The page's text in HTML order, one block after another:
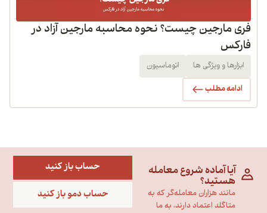
فری مارجین چیست؟ نحوه محاسبه مارجین آزاد در
فارکس
ابزارها و ویژگی ها اتوماسیون
ادامه مطلب
آیا آماده شروع معامله
هستید؟
مانند هزاران معامله‌گر که به
متاگلد اعتماد دارند، به ما
حساب باز کنید
حساب دمو باز کنید